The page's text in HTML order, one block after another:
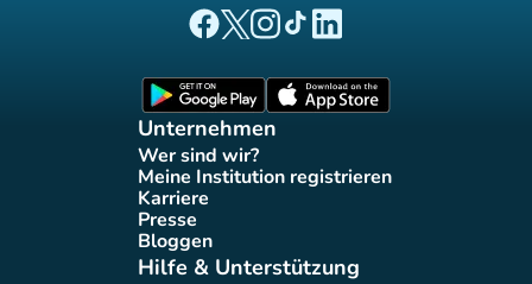
(new tab)
(new tab)
(new tab)(new tab)
(new tab)
Unternehmen
Wer sind wir?
(new tab)
Meine Institution registrieren
(new tab)
Karriere(new tab)
Presse(new tab)
Bloggen
(new tab)
Hilfe & Unterstützung